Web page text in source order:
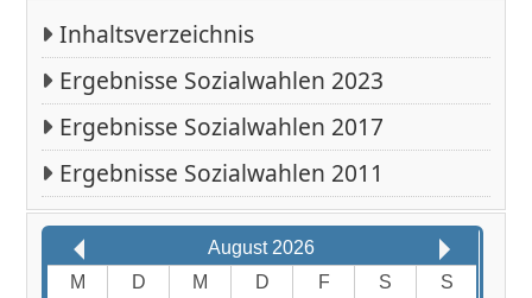
Inhaltsverzeichnis
Ergebnisse Sozialwahlen 2023
Ergebnisse Sozialwahlen 2017
Ergebnisse Sozialwahlen 2011
August 2026
M
D M D F S
S